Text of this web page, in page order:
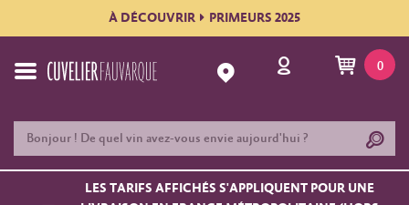
À DÉCOUVRIR PRIMEURS 2025
0
LES TARIFS AFFICHÉS S'APPLIQUENT POUR UNE